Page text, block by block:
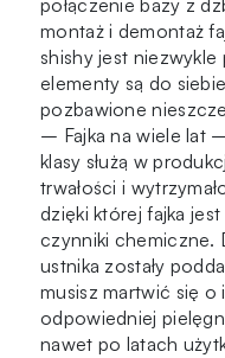
połączenie bazy z
montaż i demontaż
shishy jest
elementy są do
pozbawione
– Fajka na wiele lat
klasy służą w
trwałości i
dzięki której fajka
czynniki chemiczne.
ustnika zostały
musisz martwić się
odpowiedniej
nawet po latach